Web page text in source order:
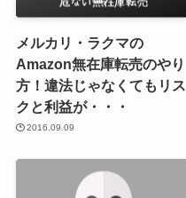
メルカリ・ラクマの
Amazon無在庫転売のやり
方！違法じゃなくてもリス
クと利益が・・・
2016.09.09